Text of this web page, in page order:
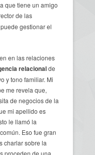
que tiene un amigo
de las
gestionar el
en las relaciones
relacionalde
y tono familiar. Mi
me revela que,
de negocios de la
mi apellido es
le llamó la
Eso fue gran
charlar sobre la